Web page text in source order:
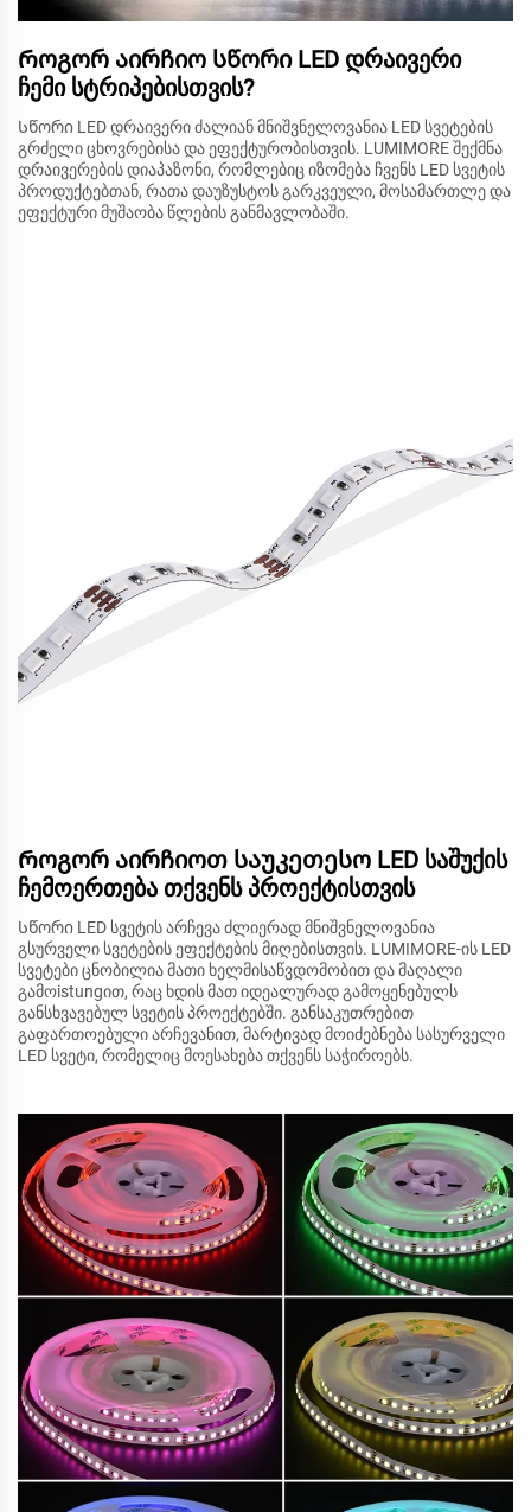
Როგორ აირჩიო სწორი LED დრაივერი
ჩემი სტრიპებისთვის?
Სწორი LED დრაივერი ძალიან მნიშვნელოვანია LED სვეტების
გრძელი ცხოვრებისა და ეფექტურობისთვის. LUMIMORE შექმნა
დრაივერების დიაპაზონი, რომლებიც იზომება ჩვენს LED სვეტის
პროდუქტებთან, რათა დაუზუსტოს გარკვეული, მოსამართლე და
ეფექტური მუშაობა წლების განმავლობაში.
Როგორ აირჩიოთ საუკეთესო LED საშუქის
ჩემოერთება თქვენს პროექტისთვის
Სწორი LED სვეტის არჩევა ძლიერად მნიშვნელოვანია
გსურველი სვეტების ეფექტების მიღებისთვის. LUMIMORE-ის LED
სვეტები ცნობილია მათი ხელმისაწვდომობით და მაღალი
გამოistungით, რაც ხდის მათ იდეალურად გამოყენებულს
განსხვავებულ სვეტის პროექტებში. განსაკუთრებით
გაფართოებული არჩევანით, მარტივად მოიძებნება სასურველი
LED სვეტი, რომელიც მოესახება თქვენს საჭიროებს.